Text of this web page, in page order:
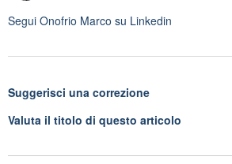
Segui Onofrio Marco su Linkedin
Suggerisci una correzione
Valuta il titolo di questo articolo